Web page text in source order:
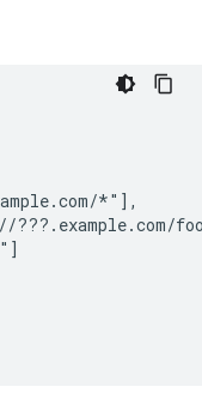
*"],
???.example.com/